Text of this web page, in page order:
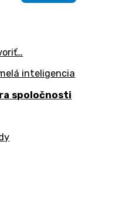
inteligencia
spoločnosti